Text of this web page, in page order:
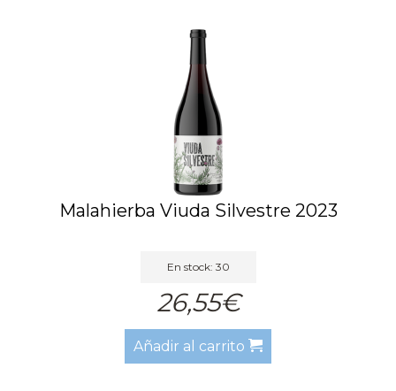
Malahierba Viuda Silvestre 2023
En stock: 30
26,55€
Añadir al carrito